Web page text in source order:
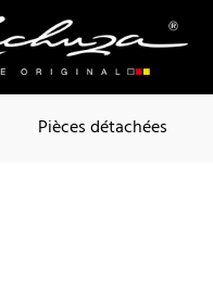
Pièces détachées